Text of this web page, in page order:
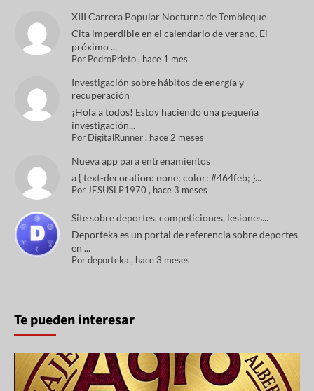
XIII Carrera Popular Nocturna de Tembleque
Cita imperdible en el calendario de verano. El
próximo ...
Por PedroPrieto, hace 1 mes
Investigación sobre hábitos de energía y
recuperación
¡Hola a todos! Estoy haciendo una pequeña
investigación...
Por DigitalRunner, hace 2 meses
Nueva app para entrenamientos
a { text-decoration: none; color: #464feb; }...
Por JESUSLP1970 , hace 3 meses
Site sobre deportes, competiciones, lesiones...
Deporteka es un portal de referencia sobre deportes
en ...
Pordeporteka , hace 3 meses
Te pueden interesar